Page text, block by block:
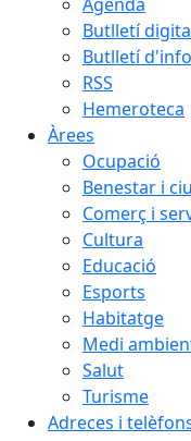
Butlletí
Butlletí
RSS
Hemeroteca
Àrees
Ocupació
Benestar i
Comerç i
Cultura
Educació
Esports
Habitatge
Medi
Salut
Turisme
Adreces i